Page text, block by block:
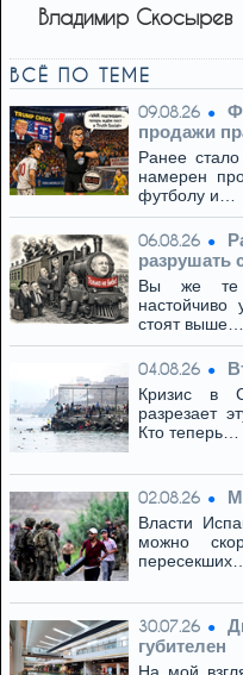
Владимир Скосырев
ВСЁ ПО ТЕМЕ
09.08.26
продажи
Ранее
намерен
футболу и…
06.08.26
разрушать
Вы же те
стоят выше…
04.08.26
Кризис в
разрезает
Кто теперь…
02.08.26
Власти
можно
пересекших…
30.07.26
губителен